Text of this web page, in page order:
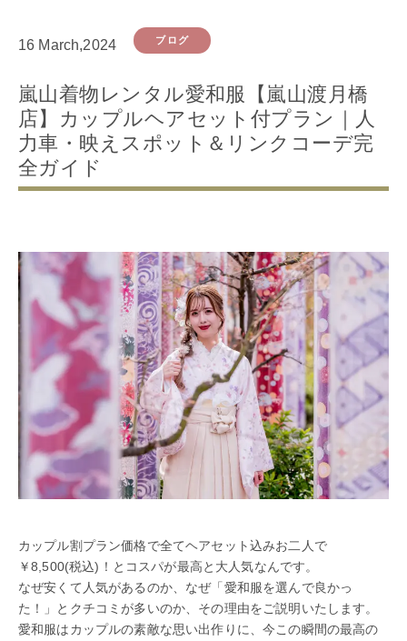
16 March,2024 ブログ
嵐山着物レンタル愛和服【嵐山渡月橋
店】カップルヘアセット付プラン｜人
力車・映えスポット＆リンクコーデ完
全ガイド
カップル割プラン価格で全てヘアセット込みお二人で
￥8,500(税込)！とコスパが最高と大人気なんです。
なぜ安くて人気があるのか、なぜ「愛和服を選んで良かっ
た！」とクチコミが多いのか、その理由をご説明いたします。
愛和服はカップルの素敵な思い出作りに、今この瞬間の最高の